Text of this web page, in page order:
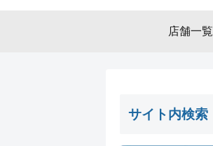
店舗一覧
サイト内検索